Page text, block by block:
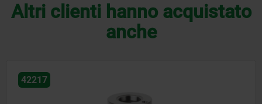
Altri clienti hanno acquistato
anche
42215